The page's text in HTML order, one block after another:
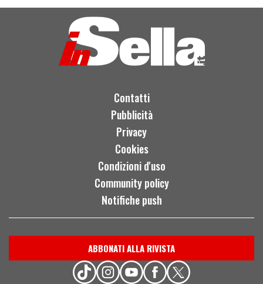
Contatti
Pubblicità
Privacy
Cookies
Condizioni d'uso
Community policy
Notifiche push
ABBONATI ALLA RIVISTA